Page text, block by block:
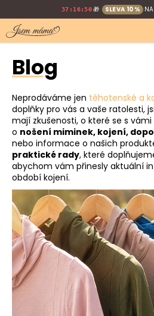
na
obsah
37:16:49 🎁 SLEVA 10 %
Blog
Neprodáváme jen těhotenské a
doplňky pro vás a vaše ratolesti,
mají zkušenosti, o které se s
o nošení miminek, kojení,
nebo informace o našich
praktické rady, které
abychom vám přinesly aktuální
období kojení.
V
ý
p
i
s
č
l
á
o
š Zpět
Zpět
C
o
p
o
t
ř
e
b
u
j
e
t
e
n
a
j